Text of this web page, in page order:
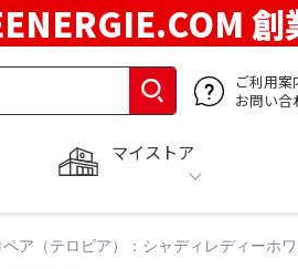
創
ご利用案
お問い合
マイストア
（テロピア）：シャディレディーホ